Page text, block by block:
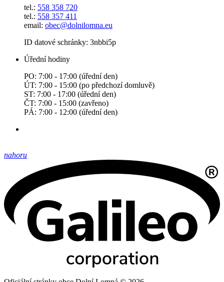
tel.: 558 358 720
tel.: 558 357 411
email: obec@dolnilomna.eu
ID datové schránky: 3nbbi5p
Úřední hodiny
PO: 7:00 - 17:00 (úřední den)
ÚT: 7:00 - 15:00 (po předchozí domluvě)
ST: 7:00 - 17:00 (úřední den)
ČT: 7:00 - 15:00 (zavřeno)
PÁ: 7:00 - 12:00 (úřední den)
nahoru